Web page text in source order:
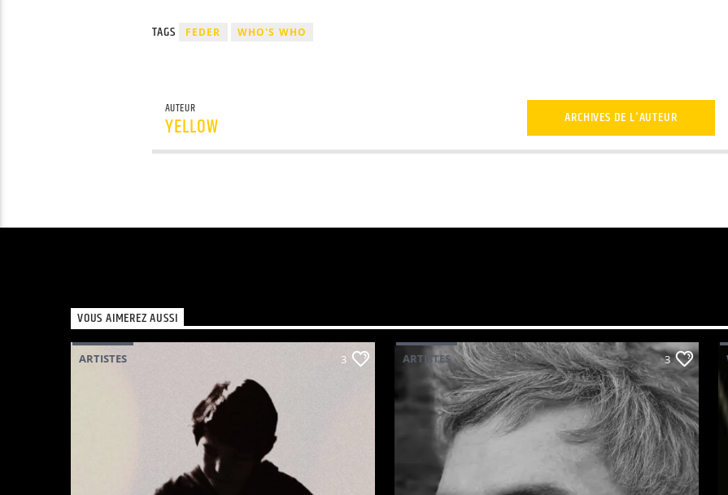
TAGS FEDER WHO'S WHO
AUTEUR
YELLOW ARCHIVES DE L'AUTEUR
VOUS AIMEREZ AUSSI
ARTISTES 3 ARTISTES 3